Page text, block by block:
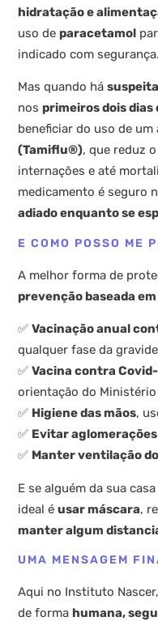
hidratação e
uso de paracetamol
indicado com segurança.
Mas quando há
nos primeiros dois dias
beneficiar do uso de
(Tamiflu®), que reduz
internações e até
medicamento é seguro
adiado enquanto se
E COMO POSSO ME
A melhor forma de
prevenção baseada
✅Vacinação anual
qualquer fase da
✅Vacina contra
orientação do Ministério
✅ Higiene das mãos,
✅ Evitar
✅ Manter ventilação
E se alguém da sua
ideal éusar máscara,
manter algum
UMA MENSAGEM
Aqui no Instituto
de forma humana,